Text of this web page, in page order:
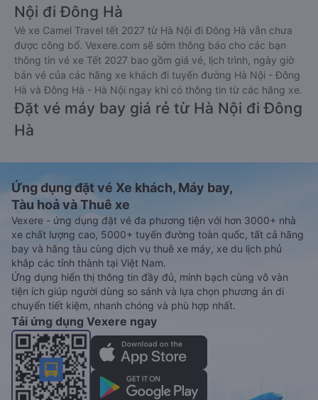
Nội đi Đông Hà
Vé xe Camel Travel tết 2027 từ Hà Nội đi Đông Hà vẫn chưa
được công bố. Vexere.com sẽ sớm thông báo cho các bạn
thông tin vé xe Tết 2027 bao gồm giá vé, lịch trình, ngày giờ
bán vé của các hãng xe khách đi tuyến đường Hà Nội - Đông
Hà và Đông Hà - Hà Nội ngay khi có thông tin từ các hãng xe.
Đặt vé máy bay giá rẻ từ Hà Nội đi Đông
Hà
Ứng dụng đặt vé Xe khách, Máy bay,
Tàu hoả và Thuê xe
Vexere - ứng dụng đặt vé đa phương tiện với hơn 3000+ nhà
xe chất lượng cao, 5000+ tuyến đường toàn quốc, tất cả hãng
bay và hãng tàu cùng dịch vụ thuê xe máy, xe du lịch phủ
khắp các tỉnh thành tại Việt Nam.
Ứng dụng hiển thị thông tin đầy đủ, minh bạch cùng vô vàn
tiện ích giúp người dùng so sánh và lựa chọn phương án di
chuyển tiết kiệm, nhanh chóng và phù hợp nhất.
Tải ứng dụng Vexere ngay